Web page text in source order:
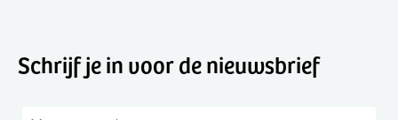
Schrijf je in voor de nieuwsbrief